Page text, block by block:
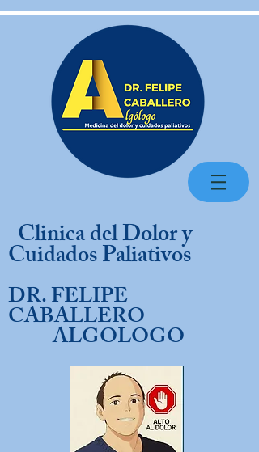
Clinica del Dolor y
Cuidados Paliativos
DR. FELIPE
CABALLERO
ALGOLOGO